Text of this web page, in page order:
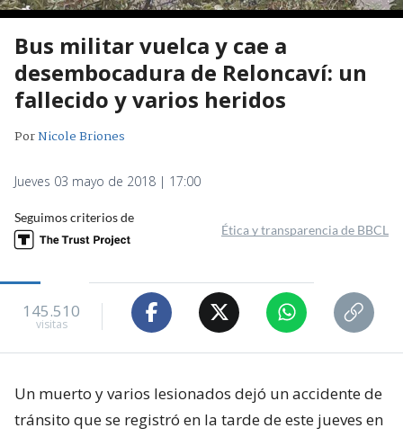
Bus militar vuelca y cae a
desembocadura de Reloncaví: un
fallecido y varios heridos
PorNicole Briones
Jueves 03 mayo de 2018 | 17:00
Seguimos criterios de
Ética y transparencia de BBCL
145.510
visitas
Un muerto y varios lesionados dejó un accidente de
tránsito que se registró en la tarde de este jueves en